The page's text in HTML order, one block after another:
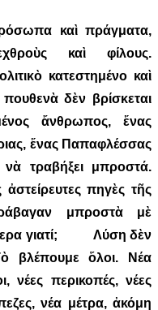
καὶ πράγματα,
καὶ φίλους.
κατεστημένο καὶ
δὲν βρίσκεται
ἄνθρωπος, ἕνας
ἕνας Παπαφλέσσας
τραβήξει μπροστά.
πηγὲς τῆς
μπροστὰ μὲ
γιατί; Λύση δὲν
βλέπουμε ὅλοι. Νέα
νέες περικοπές, νέες
νέα μέτρα, ἀκόμη